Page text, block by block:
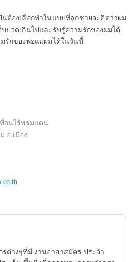
็นต้องเลือกทำในแบบที่ลูกชายจะคิดว่าผม
บปวดเกินไปและรับรู้ความรักของผมได้
รักของพ่อแม่ผมได้ในวันนี้
อนไร้พรมแดน
อ.เมือง
ต่างๆที่มี งานอาสาสมัคร ประจำ